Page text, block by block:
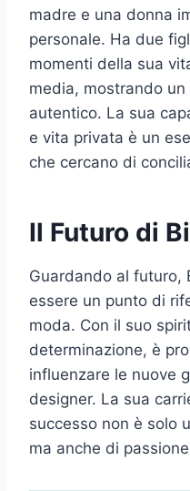
madre e una donna
personale. Ha due
momenti della sua
media, mostrando
autentico. La sua
e vita privata è un
che cercano di
Il Futuro di
Guardando al futuro,
essere un punto di
moda. Con il suo
determinazione, è
influenzare le nuove
designer. La sua
successo non è solo
ma anche di